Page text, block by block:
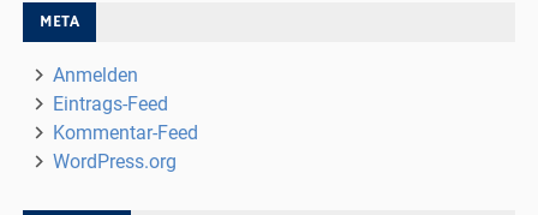
META
Anmelden
Eintrags-Feed
Kommentar-Feed
WordPress.org